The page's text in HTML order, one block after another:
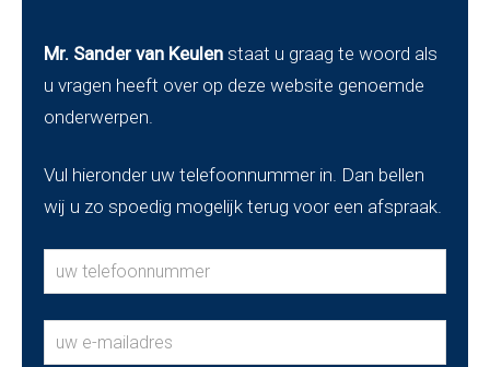
Mr. Sander van Keulen staat u graag te woord als
u vragen heeft over op deze website genoemde
onderwerpen.
Vul hieronder uw telefoonnummer in. Dan bellen
wij u zo spoedig mogelijk terug voor een afspraak.